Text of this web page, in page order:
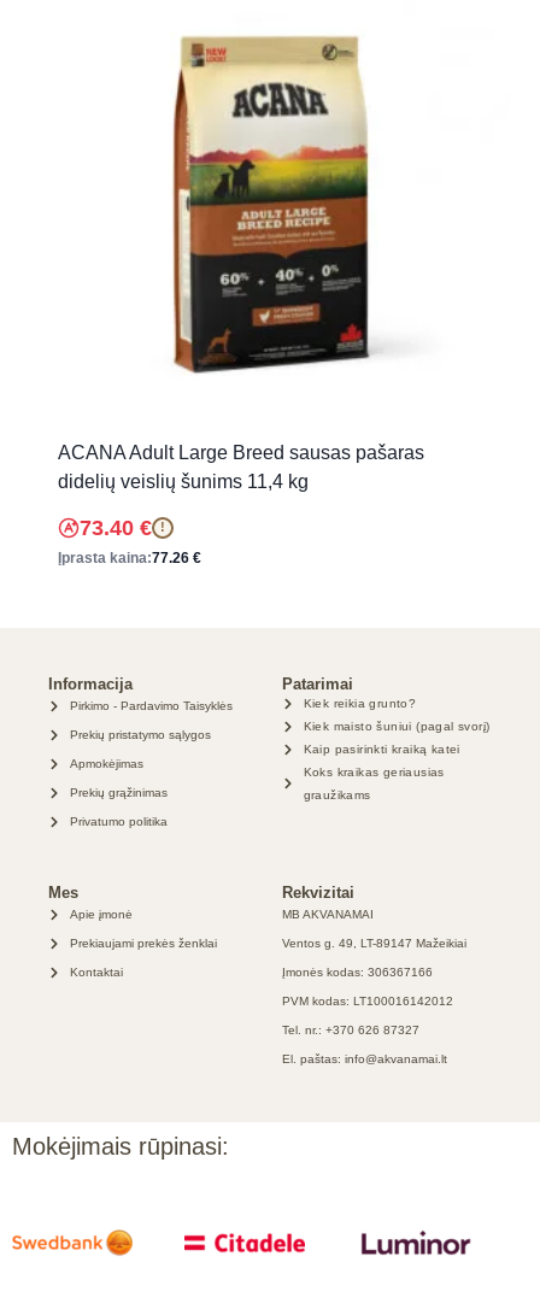
ACANA Adult Large Breed sausas pašaras
didelių veislių šunims 11,4 kg
73.40 € !
Įprasta kaina:77.26 €
Informacija
Pirkimo - Pardavimo Taisyklės
Prekių pristatymo sąlygos
Apmokėjimas
Prekių grąžinimas
Privatumo politika
Patarimai
Kiek reikia grunto?
Kiek maisto šuniui (pagal svorį)
Kaip pasirinkti kraiką katei
Koks kraikas geriausias
graužikams
Mes
Apie įmonė
Prekiaujami prekės ženklai
Kontaktai
Rekvizitai
MB AKVANAMAI
Ventos g. 49, LT-89147 Mažeikiai
Įmonės kodas: 306367166
PVM kodas: LT100016142012
Tel. nr.: +370 626 87327
El. paštas: info@akvanamai.lt
Mokėjimais rūpinasi: